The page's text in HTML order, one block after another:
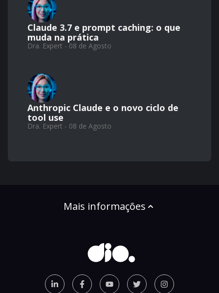
Claude 3.7 e prompt caching: o que
muda na prática
Dra. Expert - 08 de Agosto
Anthropic Claude e o novo ciclo de
tool use
Dra. Expert - 08 de Agosto
Mais informações